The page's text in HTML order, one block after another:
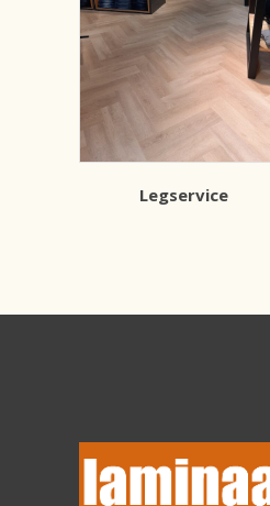
Legservice